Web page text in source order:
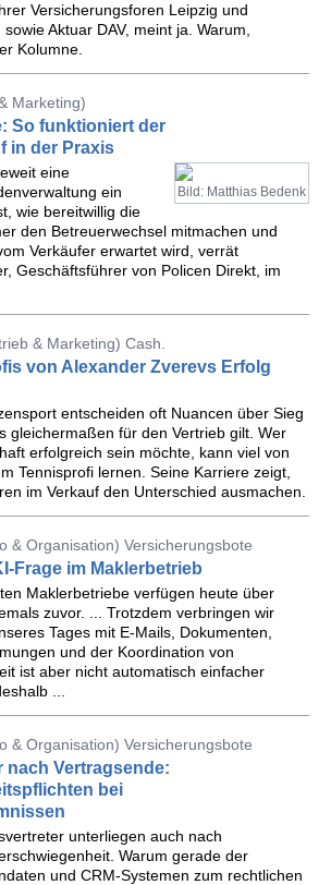
Versicherungsforen Leipzig und
Aktuar DAV, meint ja. Warum,
Kolumne.
Marketing)
So funktioniert der
in der Praxis
Bild: Matthias Bedenk
eine
ein
wie bereitwillig die
den Betreuerwechsel mitmachen und
Verkäufer erwartet wird, verrät
Geschäftsführer von Policen Direkt, im
& Marketing) Cash.
von Alexander Zverevs Erfolg
entscheiden oft Nuancen über Sieg
gleichermaßen für den Vertrieb gilt. Wer
erfolgreich sein möchte, kann viel von
Tennisprofi lernen. Seine Karriere zeigt,
im Verkauf den Unterschied ausmachen.
& Organisation) Versicherungsbote
Frage im Maklerbetrieb
Maklerbetriebe verfügen heute über
zuvor. ... Trotzdem verbringen wir
Tages mit E-Mails, Dokumenten,
und der Koordination von
ist aber nicht automatisch einfacher
...
& Organisation) Versicherungsbote
nach Vertragsende:
bei
unterliegen auch nach
Warum gerade der
und CRM-Systemen zum rechtlichen